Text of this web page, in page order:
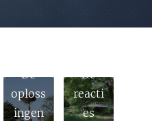
De
oploss
ingen
De
reacti
es